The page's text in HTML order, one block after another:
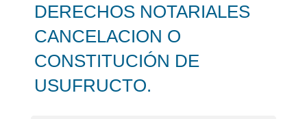
DERECHOS NOTARIALES
CANCELACION O
CONSTITUCIÓN DE
USUFRUCTO.